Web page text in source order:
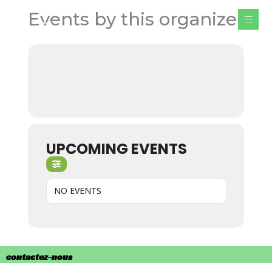
Events by this organizer
UPCOMING EVENTS
NO EVENTS
contactez-nous